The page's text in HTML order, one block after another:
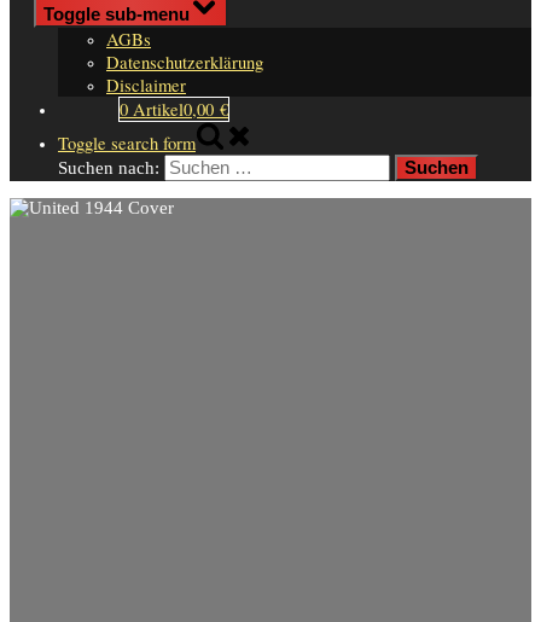
Impressum
Toggle sub-menu
AGBs
Datenschutzerklärung
Disclaimer
0 Artikel0,00 €
Toggle search form
Suchen nach: